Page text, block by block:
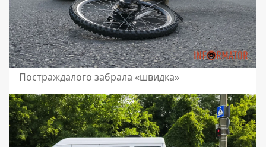
Постраждалого забрала «швидка»